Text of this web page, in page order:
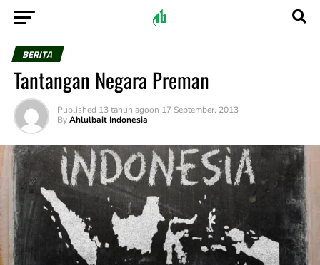
BERITA
Tantangan Negara Preman
Published 13 tahun agoon 17 September, 2013
By Ahlulbait Indonesia